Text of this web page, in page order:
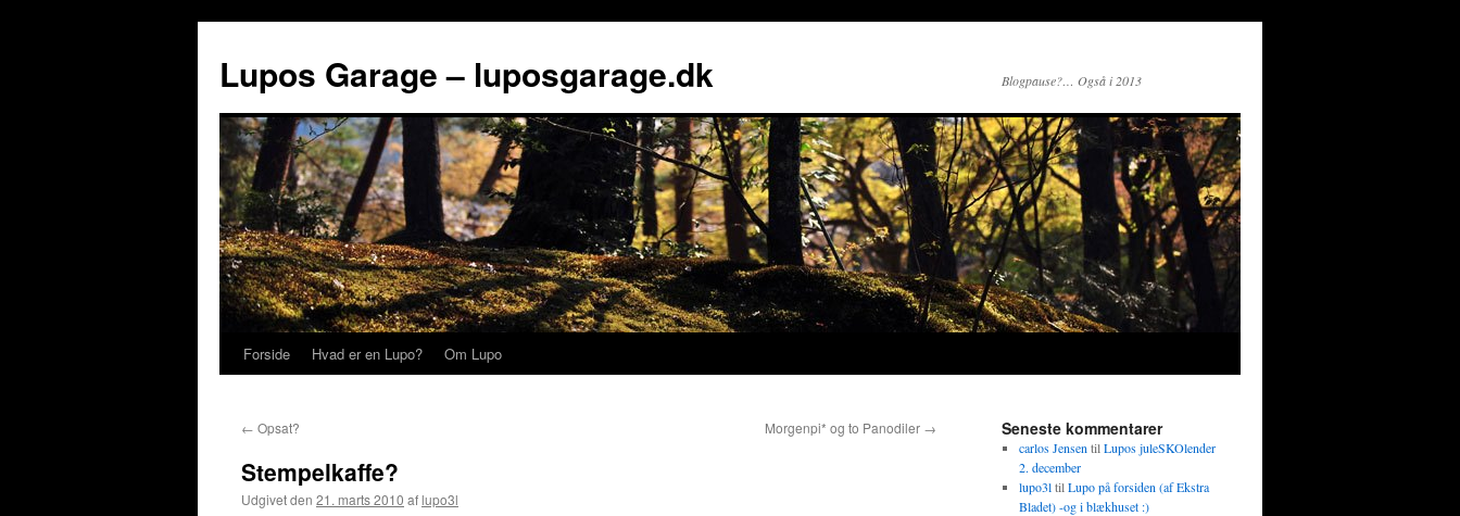
Lupos Garage – luposgarage.dk Blogpause?… Også i 2013
Forside Hvad er en Lupo? Om Lupo
← Opsat? Morgenpi* og to Panodiler →
Stempelkaffe?
Udgivet den 21. marts 2010 aflupo3l
Seneste kommentarer
carlos Jensen tilLupos juleSKOlender
2. december
lupo3ltilLupo på forsiden (af Ekstra
Bladet) -og i blækhuset :)